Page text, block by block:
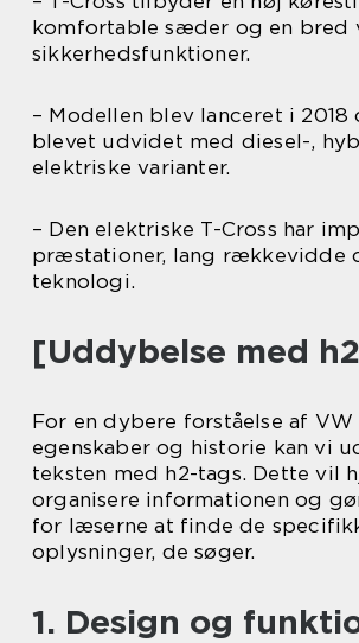
komfortable sæder og en bred
sikkerhedsfunktioner.
– Modellen blev lanceret i 2018
blevet udvidet med diesel-,
elektriske varianter.
– Den elektriske T-Cross har
præstationer, lang rækkevidde
teknologi.
[Uddybelse med
For en dybere forståelse af VW
egenskaber og historie kan vi
teksten med h2-tags. Dette vil
organisere informationen og
for læserne at finde de
oplysninger, de søger.
1. Design og